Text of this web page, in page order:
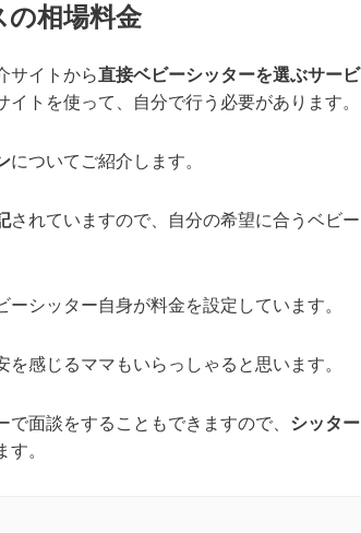
相場料金
サイトから直接ベビーシッターを選ぶサービ
トを使って、自分で行う必要があります。
についてご紹介します。
されていますので、自分の希望に合うベビー
シッター自身が料金を設定しています。
感じるママもいらっしゃると思います。
面談をすることもできますので、 シッター
す。